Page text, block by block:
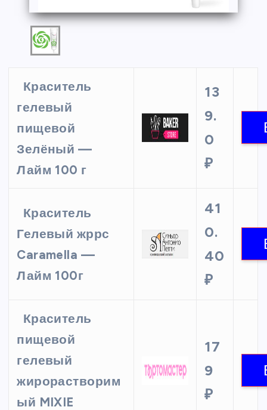
Краситель
гелевый
пищевой
Зелёный —
Лайм 100 г
13
9.
0
₽
Краситель
Гелевый жррс
Caramella —
Лайм 100г
41
0.
40
₽
Краситель
пищевой
гелевый
жирорастворим
ый MIXIE
17
9
₽